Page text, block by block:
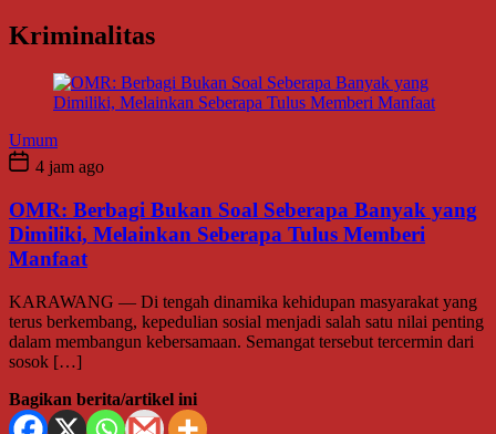
Kriminalitas
Umum
4 jam ago
OMR: Berbagi Bukan Soal Seberapa Banyak yang
Dimiliki, Melainkan Seberapa Tulus Memberi
Manfaat
KARAWANG — Di tengah dinamika kehidupan masyarakat yang
terus berkembang, kepedulian sosial menjadi salah satu nilai penting
dalam membangun kebersamaan. Semangat tersebut tercermin dari
sosok […]
Bagikan berita/artikel ini